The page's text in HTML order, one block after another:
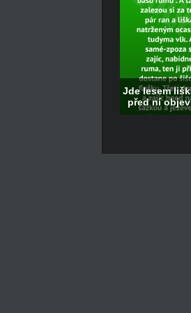
Jde lesem
před ní